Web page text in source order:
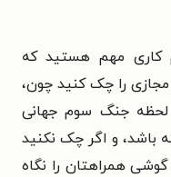
کاری مهم هستید که
را چک کنید چون،
جنگ سوم جهانی
باشد، و اگر چک نکنید
همراهتان را نگاه